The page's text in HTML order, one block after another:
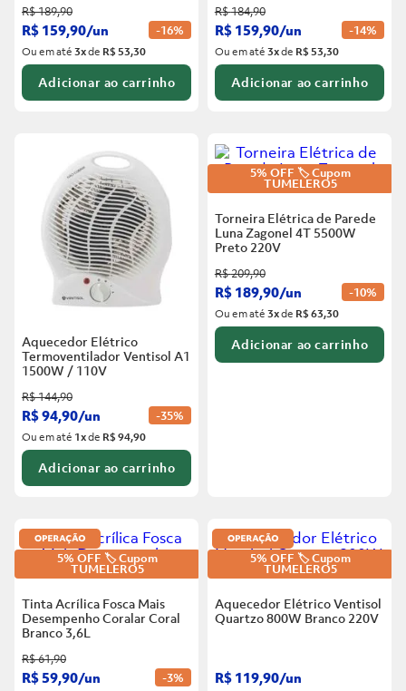
R$189,90
R$ 159,90/un -16%
Ou em até3xde R$ 53,30
Adicionar ao carrinho
R$184,90
R$ 159,90/un -14%
Ou em até3xde R$ 53,30
Adicionar ao carrinho
Aquecedor Elétrico
Termoventilador Ventisol A1
1500W / 110V
R$144,90
R$94,90/un -35%
Ou em até 1xde R$ 94,90
Adicionar ao carrinho
5% OFF 🏷️ Cupom
TUMELERO5
Torneira Elétrica de Parede
Luna Zagonel 4T 5500W
Preto 220V
R$209,90
R$ 189,90/un -10%
Ou em até3xde R$ 63,30
Adicionar ao carrinho
5% OFF 🏷️ Cupom
TUMELERO5
Tinta Acrílica Fosca Mais
Desempenho Coralar Coral
Branco 3,6L
R$61,90
R$59,90/un -3%
5% OFF 🏷️ Cupom
TUMELERO5
Aquecedor Elétrico Ventisol
Quartzo 800W Branco 220V
R$ 119,90/un
10º Janela
8º
9º Rodapé
10º Janela